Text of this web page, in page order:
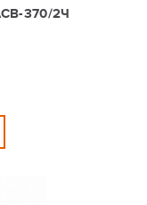
370/2Ч